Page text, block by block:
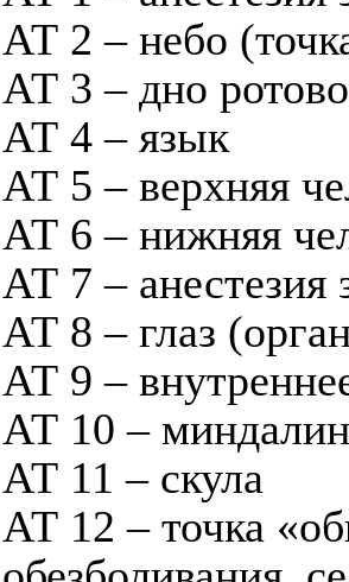
АТ 2 – небо
АТ 3 – дно
АТ 4 – язык
АТ 5 – верхняя
АТ 6 – нижняя
АТ 7 – анестезия
АТ 8 – глаз
АТ 9 –
АТ 10 –
АТ 11 – скула
АТ 12 – точка